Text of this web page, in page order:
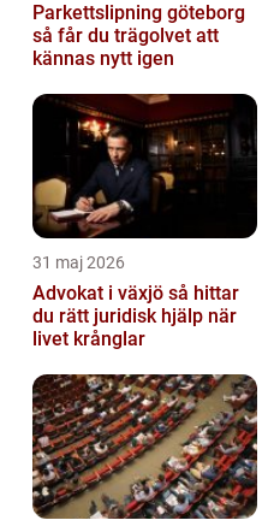
Parkettslipning göteborg
så får du trägolvet att
kännas nytt igen
31 maj 2026
Advokat i växjö så hittar
du rätt juridisk hjälp när
livet krånglar